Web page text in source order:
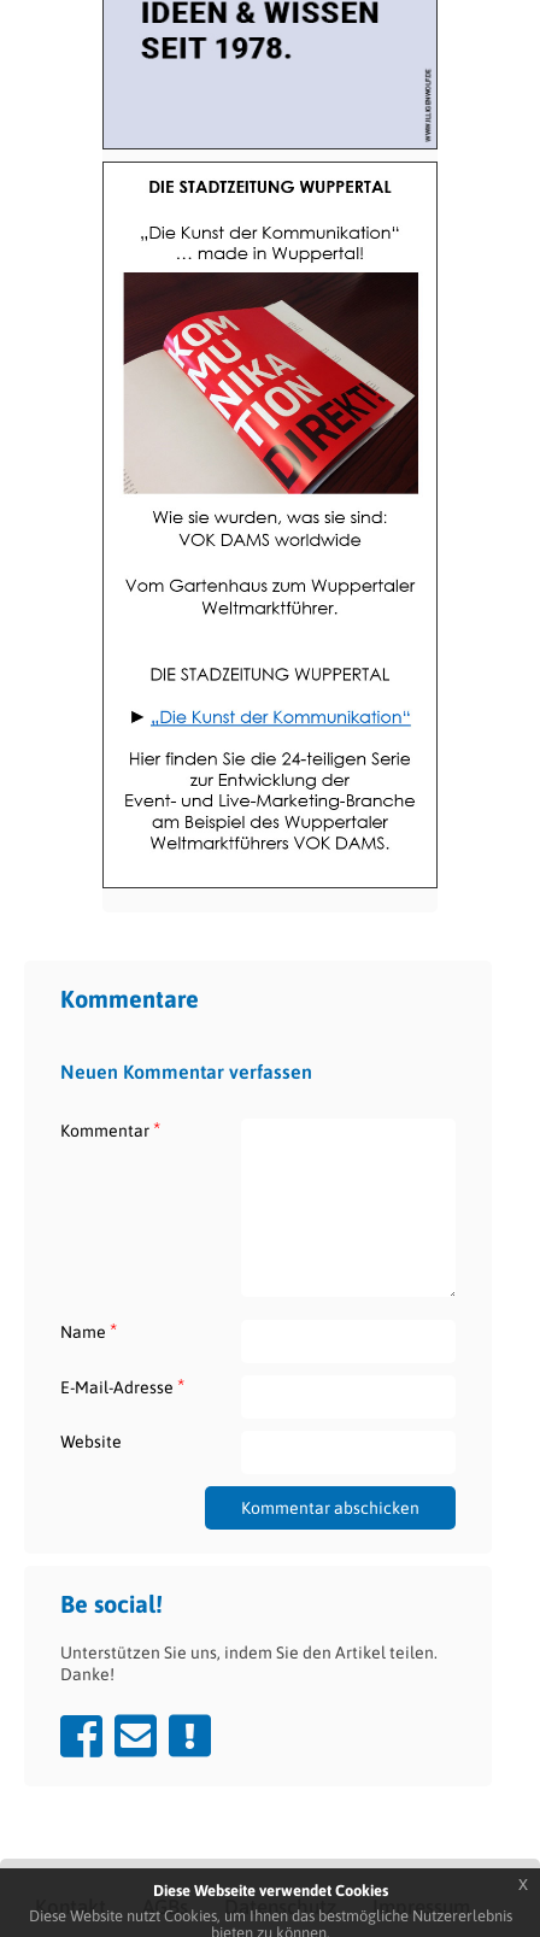
Kommentare
Neuen Kommentar verfassen
Kommentar*
Name *
E-Mail-Adresse *
Website
Be social!
Unterstützen Sie uns, indem Sie den Artikel teilen.
Danke!
Kontakt AGBs Datenschutz Impressum
Diese Webseite verwendet Cookies
Diese Website nutzt Cookies, um Ihnen das bestmögliche Nutzererlebnis
bieten zu können.
x